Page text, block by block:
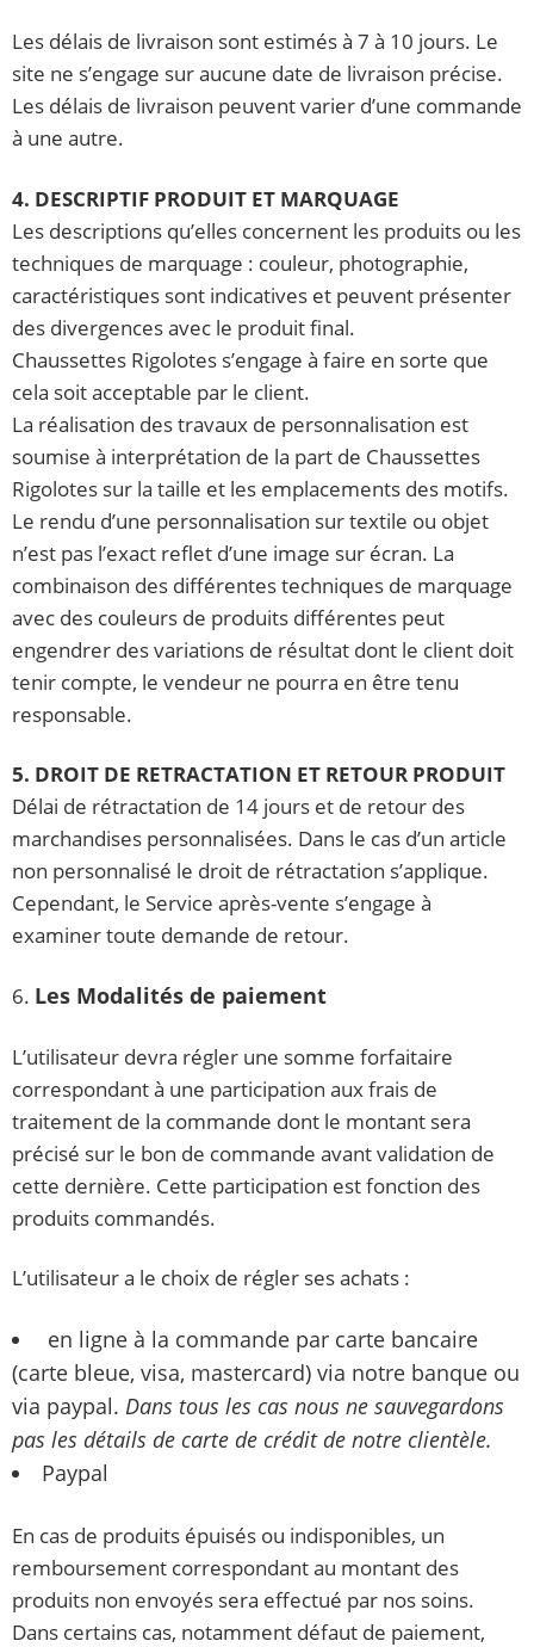
Les délais de livraison sont estimés à 7 à 10 jours. Le
site ne s’engage sur aucune date de livraison précise.
Les délais de livraison peuvent varier d’une commande
à une autre.
4. DESCRIPTIF PRODUIT ET MARQUAGE
Les descriptions qu’elles concernent les produits ou les
techniques de marquage : couleur, photographie,
caractéristiques sont indicatives et peuvent présenter
des divergences avec le produit final.
Chaussettes Rigolotes s’engage à faire en sorte que
cela soit acceptable par le client.
La réalisation des travaux de personnalisation est
soumise à interprétation de la part de Chaussettes
Rigolotes sur la taille et les emplacements des motifs.
Le rendu d’une personnalisation sur textile ou objet
n’est pas l’exact reflet d’une image sur écran. La
combinaison des différentes techniques de marquage
avec des couleurs de produits différentes peut
engendrer des variations de résultat dont le client doit
tenir compte, le vendeur ne pourra en être tenu
responsable.
5. DROIT DE RETRACTATION ET RETOUR PRODUIT
Délai de rétractation de 14 jours et de retour des
marchandises personnalisées. Dans le cas d’un article
non personnalisé le droit de rétractation s’applique.
Cependant, le Service après-vente s’engage à
examiner toute demande de retour.
6. Les Modalités de paiement
L’utilisateur devra régler une somme forfaitaire
correspondant à une participation aux frais de
traitement de la commande dont le montant sera
précisé sur le bon de commande avant validation de
cette dernière. Cette participation est fonction des
produits commandés.
L’utilisateur a le choix de régler ses achats :
en ligne à la commande par carte bancaire
(carte bleue, visa, mastercard) via notre banque ou
via paypal. Dans tous les cas nous ne sauvegardons
pas les détails de carte de crédit de notre clientèle.
Paypal
En cas de produits épuisés ou indisponibles, un
remboursement correspondant au montant des
produits non envoyés sera effectué par nos soins.
Dans certains cas, notamment défaut de paiement,